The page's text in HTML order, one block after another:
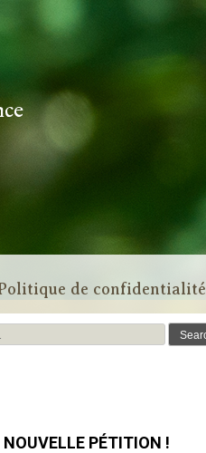
de confidentialité
NOUVELLE PÉTITION !